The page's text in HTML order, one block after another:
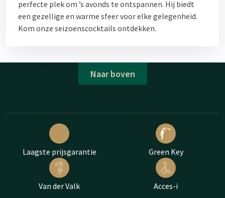
perfecte plek om ’s avonds te ontspannen. Hij biedt
een gezellige en warme sfeer voor elke gelegenheid.
Kom onze seizoenscocktails ontdekken.
Naar boven
Laagste prijsgarantie Green Key
Van der Valk Acces-i